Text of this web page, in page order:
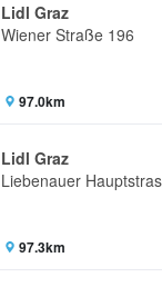
Lidl Graz
Wiener Straße 196
97.0km
Lidl Graz
Liebenauer
97.3km